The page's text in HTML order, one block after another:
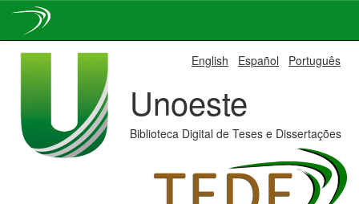
English Español Português
Unoeste
Biblioteca Digital de Teses e Dissertações